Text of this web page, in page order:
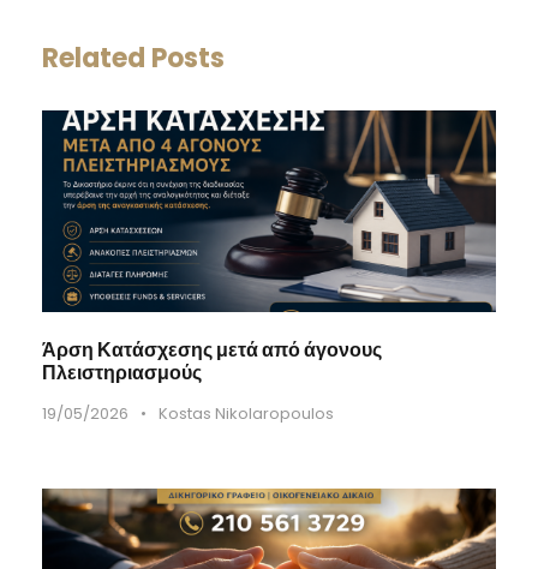
Related Posts
Άρση Κατάσχεσης μετά από άγονους
Πλειστηριασμούς
19/05/2026 • Kostas Nikolaropoulos